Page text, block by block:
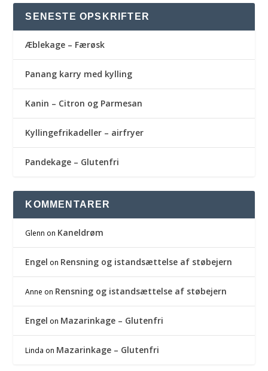
SENESTE OPSKRIFTER
Æblekage – Færøsk
Panang karry med kylling
Kanin – Citron og Parmesan
Kyllingefrikadeller – airfryer
Pandekage – Glutenfri
KOMMENTARER
Glenn on Kaneldrøm
Engel on Rensning og istandsættelse af støbejern
Anne on Rensning og istandsættelse af støbejern
Engel on Mazarinkage – Glutenfri
Linda on Mazarinkage – Glutenfri